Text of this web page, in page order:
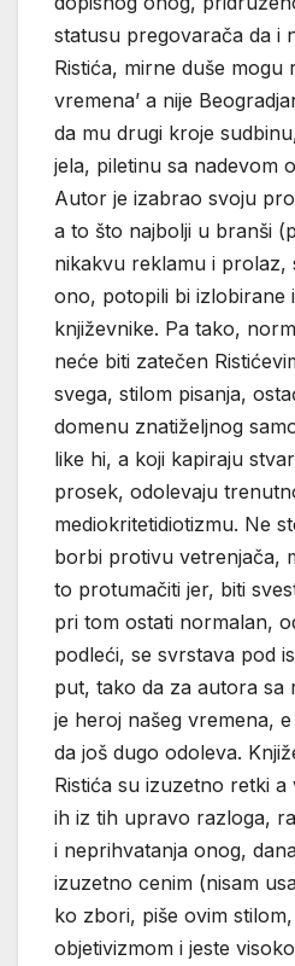
statusu pregovarača da i
Ristića, mirne duše mogu
vremena’ a nije
da mu drugi kroje
jela, piletinu sa nadevom
Autor je izabrao svoju
a to što najbolji u branši
nikakvu reklamu i prolaz,
ono, potopili bi izlobirane
književnike. Pa tako,
neće biti zatečen
svega, stilom pisanja,
domenu znatiželjnog
like hi, a koji kapiraju
prosek, odolevaju
mediokritetidiotizmu. Ne
borbi protivu vetrenjača,
to protumačiti jer, biti
pri tom ostati normalan,
podleći, se svrstava pod
put, tako da za autora sa
je heroj našeg vremena,
da još dugo odoleva.
Ristića su izuzetno retki
ih iz tih upravo razloga,
i neprihvatanja onog,
izuzetno cenim (nisam
ko zbori, piše ovim
objetivizmom i jeste